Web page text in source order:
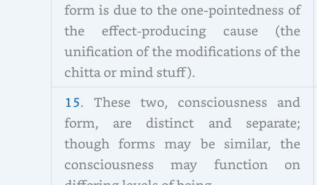
form is due to the one-pointedness of
the effect-producing cause (the
unification of the modifications of the
chitta or mind stuff).
15. These two, consciousness and
form, are distinct and separate;
though forms may be similar, the
consciousness may function on